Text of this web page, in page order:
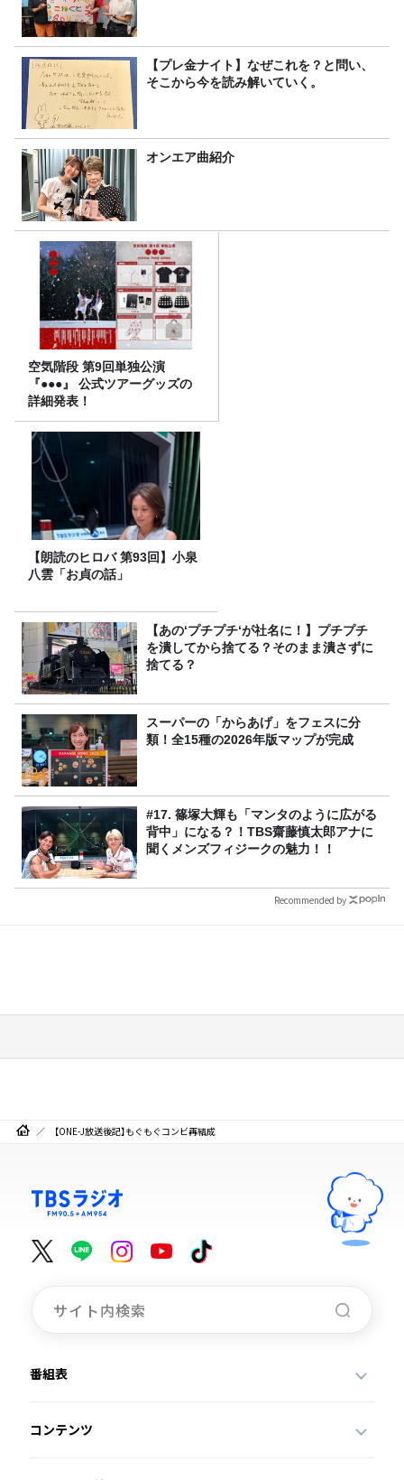
【プレ金ナイト】なぜこれを？と問い、
そこから今を読み解いていく。
オンエア曲紹介
空気階段 第9回単独公演
『●●●』 公式ツアーグッズの
詳細発表！
【朗読のヒロバ 第93回】小泉
八雲「お貞の話」
【あの‘プチプチ‘が社名に！】プチプチ
を潰してから捨てる？そのまま潰さずに
捨てる？
スーパーの「からあげ」をフェスに分
類！全15種の2026年版マップが完成
#17. 篠塚大輝も「マンタのように広がる
背中」になる？！TBS齋藤慎太郎アナに
聞くメンズフィジークの魅力！！
Recommended by
【ONE-J放送後記】もぐもぐコンビ再結成
番組表
コンテンツ